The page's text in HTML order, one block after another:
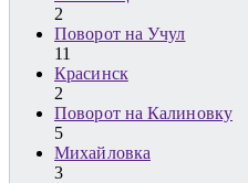
2
Поворот на Учул
11
Красинск
2
Поворот на Калиновку
5
Михайловка
3